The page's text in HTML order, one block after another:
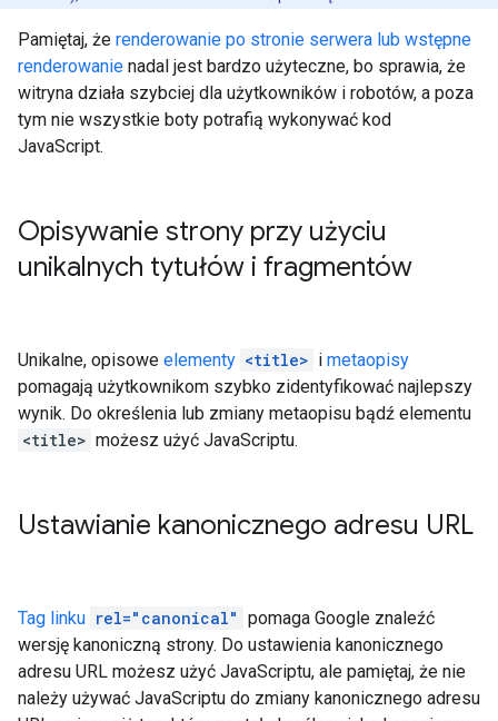
Pamiętaj, że renderowanie po stronie serwera lub wstępne
renderowanie nadal jest bardzo użyteczne, bo sprawia, że
witryna działa szybciej dla użytkowników i robotów, a poza
tym nie wszystkie boty potrafią wykonywać kod
JavaScript.
Opisywanie strony przy użyciu
unikalnych tytułów i fragmentów
Unikalne, opisowe elementy <title> i metaopisy
pomagają użytkownikom szybko zidentyfikować najlepszy
wynik. Do określenia lub zmiany metaopisu bądź elementu
<title> możesz użyć JavaScriptu.
Ustawianie kanonicznego adresu URL
Tag linku rel="canonical" pomaga Google znaleźć
wersję kanoniczną strony. Do ustawienia kanonicznego
adresu URL możesz użyć JavaScriptu, ale pamiętaj, że nie
należy używać JavaScriptu do zmiany kanonicznego adresu